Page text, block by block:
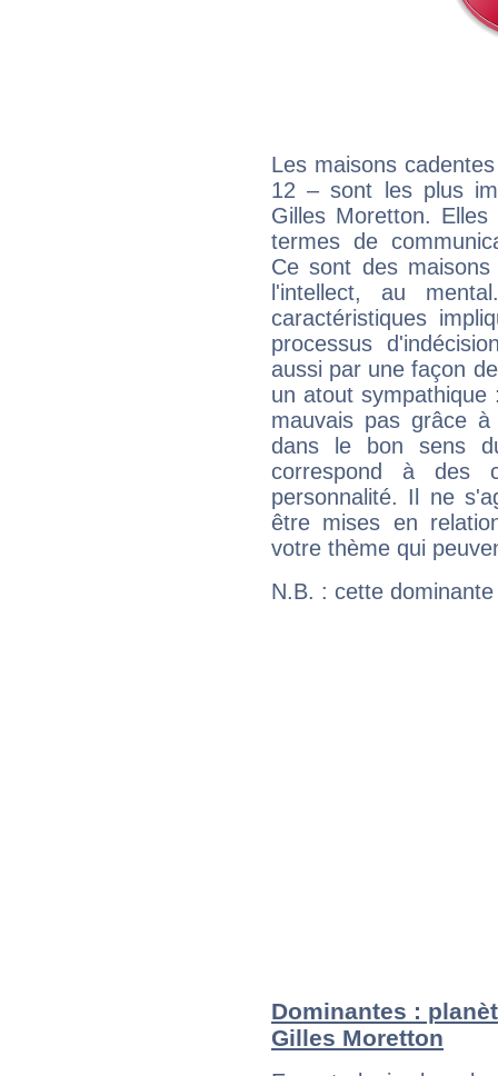
Les maisons
12 – sont les plus
Gilles Moretton.
termes de
Ce sont des
l'intellect, au
caractéristiques
processus
aussi par une façon
un atout
mauvais pas grâce
dans le bon sens
correspond à des
personnalité. Il ne
être mises en
votre thème qui
N.B. : cette
Dominantes :
Gilles Moretton